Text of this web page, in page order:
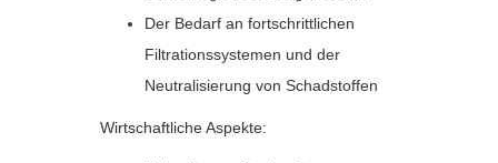
Der Bedarf an fortschrittlichen
Filtrationssystemen und der
Neutralisierung von Schadstoffen
Wirtschaftliche Aspekte: